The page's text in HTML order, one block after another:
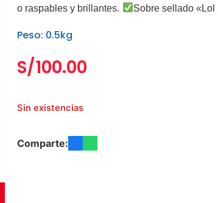
o raspables y brillantes.
Sobre sellado «Lol
Peso: 0.5kg
S/100.00
Sin existencias
Comparte: